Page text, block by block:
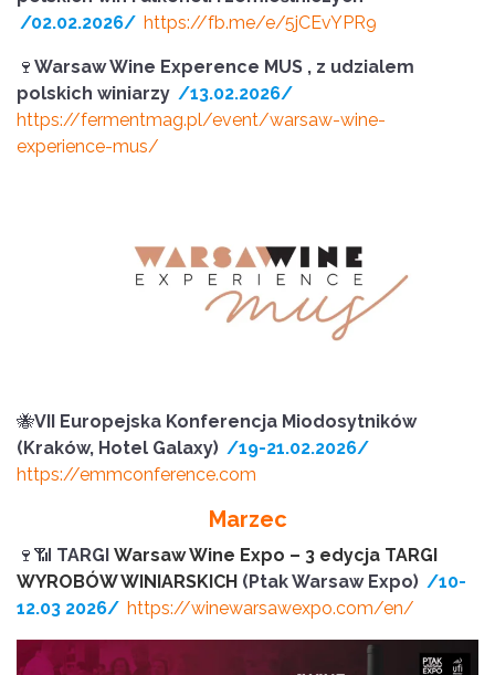
/02.02.2026/ https://fb.me/e/5jCEvYPR9
🍷 Warsaw Wine Experence MUS , z udzialem
polskich winiarzy /13.02.2026/
https://fermentmag.pl/event/warsaw-wine-
experience-mus/
🐝VII Europejska Konferencja Miodosytników
(Kraków, Hotel Galaxy) /19-21.02.2026/
https://emmconference.com
Marzec
🍷📶 TARGI Warsaw Wine Expo – 3 edycja TARGI
WYROBÓW WINIARSKICH (Ptak Warsaw Expo) /10-
12.03 2026/ https://winewarsawexpo.com/en/